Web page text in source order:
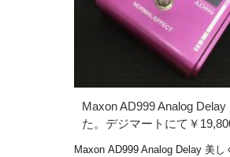
Maxon AD999 Analog Delay
た。デジマートにて￥
Maxon AD999 Analog Delay 美し